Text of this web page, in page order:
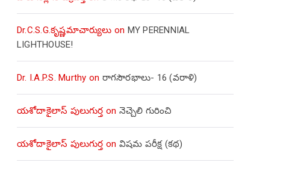
Dr.C.S.G.కృష్ణమాచార్యులు on MY PERENNIAL
LIGHTHOUSE!
Dr. I.A.P.S. Murthy on రాగసౌరభాలు- 16 (వరాళి)
యశోదాకైలాస్ పులుగుర్త on నెచ్చెలి గురించి
యశోదాకైలాస్ పులుగుర్త on విషమ పరీక్ష (క‌థ‌)